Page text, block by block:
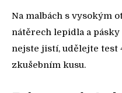
Na malbách s vysokým
nátěrech lepidla a
nejste jistí, udělejte test
zkušebním kusu.